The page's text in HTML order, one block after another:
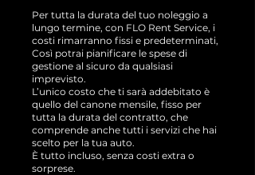
Per tutta la durata del tuo noleggio a
lungo termine, con FLO Rent Service, i
costi rimarranno fissi e predeterminati,
Così potrai pianificare le spese di
gestione al sicuro da qualsiasi
imprevisto.
L’unico costo che ti sarà addebitato è
quello del canone mensile, fisso per
tutta la durata del contratto, che
comprende anche tutti i servizi che hai
scelto per la tua auto.
È tutto incluso, senza costi extra o
sorprese.